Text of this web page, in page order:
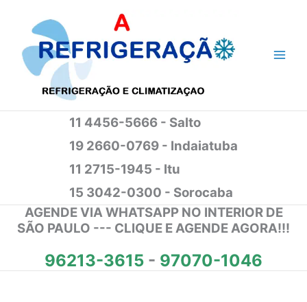
conteúdo
11 4456-5666 - Salto
19 2660-0769 - Indaiatuba
11 2715-1945 - Itu
15 3042-0300 - Sorocaba
AGENDE VIA WHATSAPP NO INTERIOR DE
SÃO PAULO --- CLIQUE E AGENDE AGORA!!!
96213-3615 - 97070-1046